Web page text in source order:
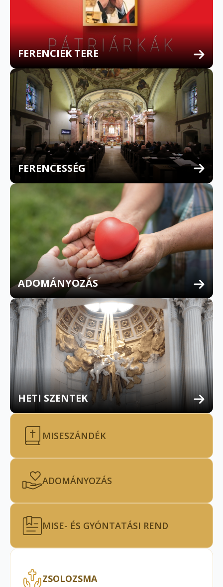
FERENCIEK TERE
FERENCESSÉG
MULTILINGUAL CONFESSION
ADOMÁNYOZÁS
HETI SZENTEK
MISESZÁNDÉK
ADOMÁNYOZÁS
MISE- ÉS GYÓNTATÁSI REND
ZSOLOZSMA